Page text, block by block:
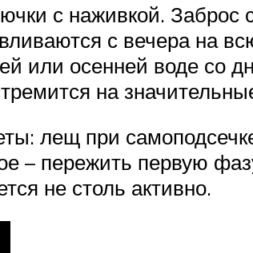
с наживкой. Заброс
с вечера на
или осенней воде со
на
лещ при
– пережить первую
не столь активно.